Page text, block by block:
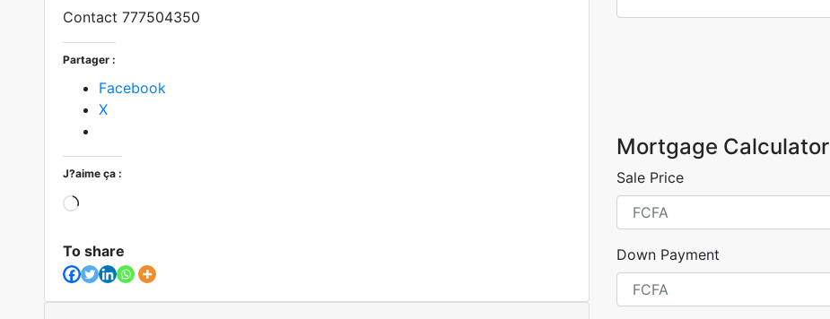
Contact 777504350
Partager :
Facebook
X
J?aime ça :
Loading?
To share
Mortgage Calculator
Sale Price
Down Payment